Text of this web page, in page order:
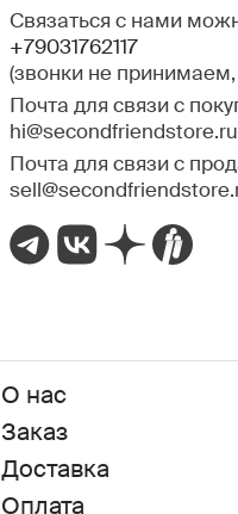
Связаться с нами
+79031762117
(звонки не
Почта для связи с
hi@secondfriendstore.ru
Почта для связи с
О нас
Заказ
Доставка
Оплата